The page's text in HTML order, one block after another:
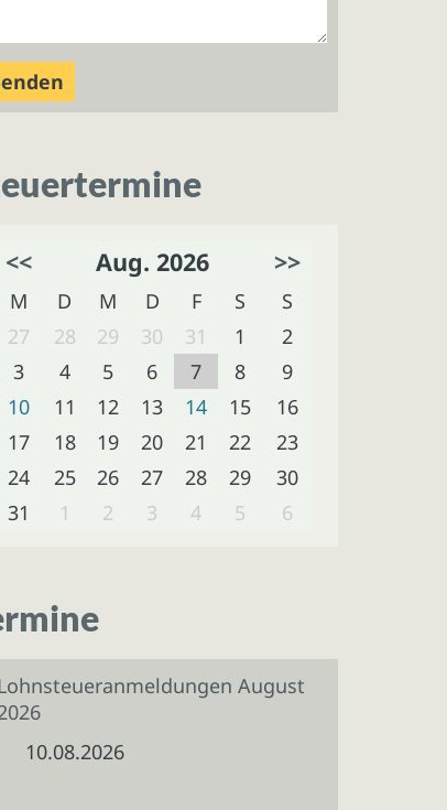
<< Aug. 2026 >>
M D M D F S
S
27
28 29 30 31 1
2
3
4 5 6 7 8
9
10
11 12 13 14 15
16
17
18 19 20 21 22
23
24
25 26 27 28 29
30
31
1 2 3 4 5 6
August
10.08.2026